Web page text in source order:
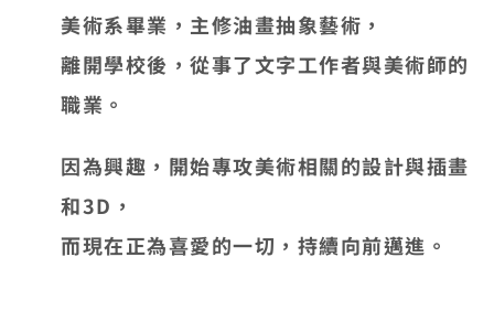
美術系畢業，主修油畫抽象藝術，
離開學校後，從事了文字工作者與美術師的
職業。
因為興趣，開始專攻美術相關的設計與插畫
和3D，
而現在正為喜愛的一切，持續向前邁進。